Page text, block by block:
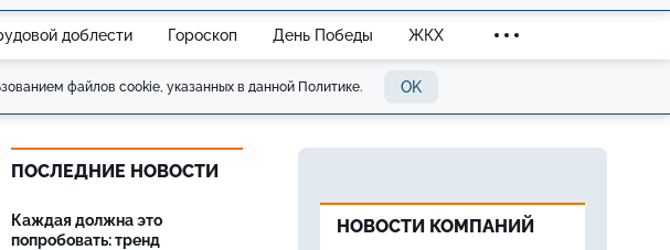
доблести Гороскоп День Победы ЖКХ
файлов cookie, указанных в данной Политике. OK
ПОСЛЕДНИЕ НОВОСТИ
Каждая должна это
попробовать: тренд
НОВОСТИ КОМПАНИЙ